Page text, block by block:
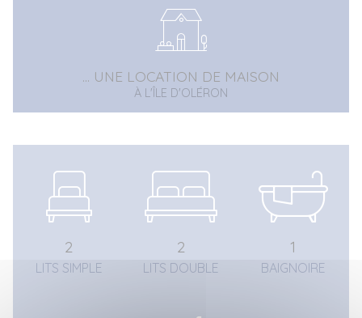
... UNE LOCATION DE MAISON
À L'ÎLE D'OLÉRON
2
LITS SIMPLE
2
LITS DOUBLE
1
BAIGNOIRE